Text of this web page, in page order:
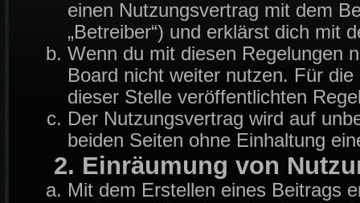
einen Nutzungsvertrag mit dem
„Betreiber“) und erklärst dich mit
Wenn du mit diesen Regelungen
Board nicht weiter nutzen. Für
dieser Stelle veröffentlichten
Der Nutzungsvertrag wird auf
beiden Seiten ohne Einhaltung
2. Einräumung von
Mit dem Erstellen eines Beitrags